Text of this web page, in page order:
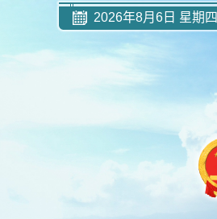
2026年8月6日 星期四